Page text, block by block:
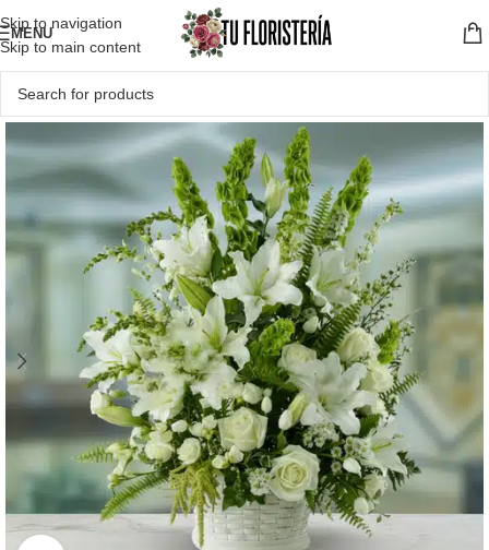
Skip to navigation
Skip to main content
MENU